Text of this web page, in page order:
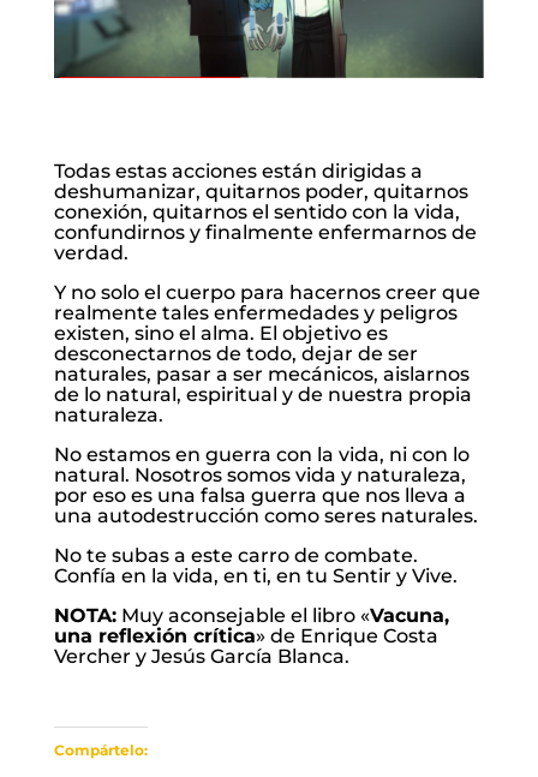
Todas estas acciones están dirigidas a
deshumanizar, quitarnos poder, quitarnos
conexión, quitarnos el sentido con la vida,
confundirnos y finalmente enfermarnos de
verdad.
Y no solo el cuerpo para hacernos creer que
realmente tales enfermedades y peligros
existen, sino el alma. El objetivo es
desconectarnos de todo, dejar de ser
naturales, pasar a ser mecánicos, aislarnos
de lo natural, espiritual y de nuestra propia
naturaleza.
No estamos en guerra con la vida, ni con lo
natural. Nosotros somos vida y naturaleza,
por eso es una falsa guerra que nos lleva a
una autodestrucción como seres naturales.
No te subas a este carro de combate.
Confía en la vida, en ti, en tu Sentir y Vive.
NOTA:Muy aconsejable el libro «Vacuna,
una reflexión crítica» de Enrique Costa
Vercher y Jesús García Blanca.
Compártelo: